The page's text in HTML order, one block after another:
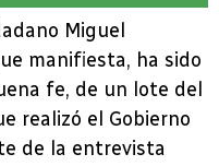
Miguel
manifiesta, ha sido
fe, de un lote del
realizó el Gobierno
de la entrevista